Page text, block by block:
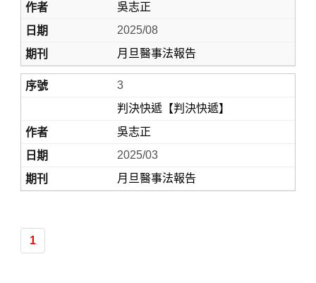
Home
吳志正
2025/08
月旦醫事法報告
3
判決快遞【判決快遞】
吳志正
2025/03
月旦醫事法報告
1